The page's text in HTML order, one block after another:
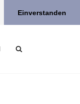
Einverstanden